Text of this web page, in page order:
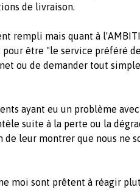
de livraison.
rempli mais quant à
être "le service préféré
ou de demander tout
ayant eu un problème
suite à la perte ou la
leur montrer que nous ne
moi sont prêtent à réagir